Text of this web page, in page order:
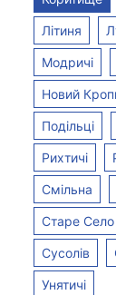
Літиня
Модричі
Новий
Подільці
Рихтичі
Смільна
Старе Село
Сусолів
Унятичі